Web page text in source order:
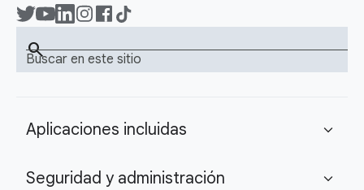
Buscar en este sitio
search
Aplicaciones incluidas expand_more
Seguridad y administración expand_more